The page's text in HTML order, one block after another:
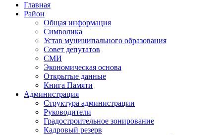
Главная
Район
Общая информация
Символика
Устав муниципального образования
Совет депутатов
СМИ
Экономическая основа
Открытые данные
Книга Памяти
Администрация
Структура администрации
Руководители
Градостроительное зонирование
Кадровый резерв